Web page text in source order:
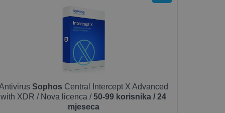
Sophos Central Intercept X Advanced
with XDR / Nova licenca /50-99 korisnika / 24
mjeseca